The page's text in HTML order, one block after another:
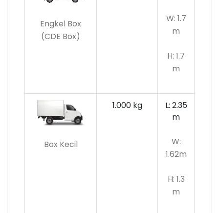
Engkel Box
(CDE Box)
W: 1.7
m
H: 1.7
m
Box Kecil
1.000 kg
L: 2.35
m
W:
1.62m
H: 1.3
m